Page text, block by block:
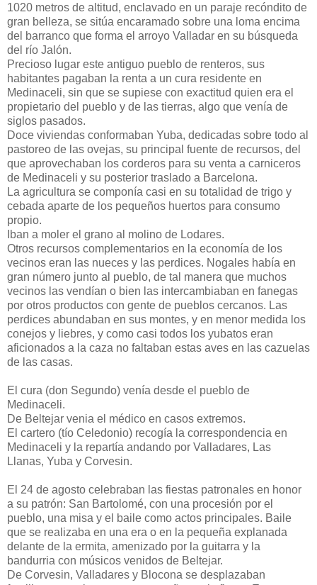
1020 metros de altitud, enclavado en un paraje recóndito de
gran belleza, se sitúa encaramado sobre una loma encima
del barranco que forma el arroyo Valladar en su búsqueda
del río Jalón.
Precioso lugar este antiguo pueblo de renteros, sus
habitantes pagaban la renta a un cura residente en
Medinaceli, sin que se supiese con exactitud quien era el
propietario del pueblo y de las tierras, algo que venía de
siglos pasados.
Doce viviendas conformaban Yuba, dedicadas sobre todo al
pastoreo de las ovejas, su principal fuente de recursos, del
que aprovechaban los corderos para su venta a carniceros
de Medinaceli y su posterior traslado a Barcelona.
La agricultura se componía casi en su totalidad de trigo y
cebada aparte de los pequeños huertos para consumo
propio.
Iban a moler el grano al molino de Lodares.
Otros recursos complementarios en la economía de los
vecinos eran las nueces y las perdices. Nogales había en
gran número junto al pueblo, de tal manera que muchos
vecinos las vendían o bien las intercambiaban en fanegas
por otros productos con gente de pueblos cercanos. Las
perdices abundaban en sus montes, y en menor medida los
conejos y liebres, y como casi todos los yubatos eran
aficionados a la caza no faltaban estas aves en las cazuelas
de las casas.
El cura (don Segundo) venía desde el pueblo de
Medinaceli.
De Beltejar venia el médico en casos extremos.
El cartero (tío Celedonio) recogía la correspondencia en
Medinaceli y la repartía andando por Valladares, Las
Llanas, Yuba y Corvesin.
El 24 de agosto celebraban las fiestas patronales en honor
a su patrón: San Bartolomé, con una procesión por el
pueblo, una misa y el baile como actos principales. Baile
que se realizaba en una era o en la pequeña explanada
delante de la ermita, amenizado por la guitarra y la
bandurria con músicos venidos de Beltejar.
De Corvesin, Valladares y Blocona se desplazaban